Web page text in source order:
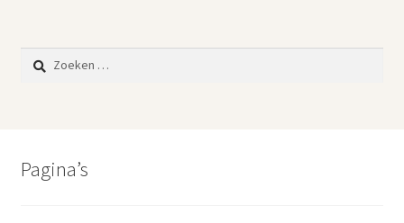
Zoeken
naar:
Pagina’s